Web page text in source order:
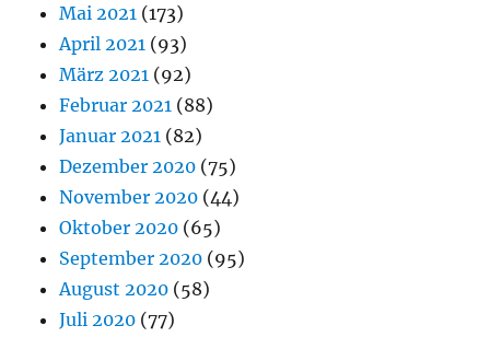
Mai 2021 (173)
April 2021 (93)
März 2021 (92)
Februar 2021 (88)
Januar 2021 (82)
Dezember 2020 (75)
November 2020 (44)
Oktober 2020 (65)
September 2020 (95)
August 2020 (58)
Juli 2020 (77)